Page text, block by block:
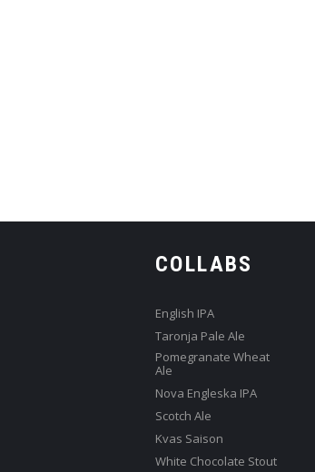
COLLABS
English IPA
Taronja Pale Ale
Pomegranate Wheat
Ale
Nova Engleska IPA
Scotch Ale
Kvas Saison
White Chocolate Stout